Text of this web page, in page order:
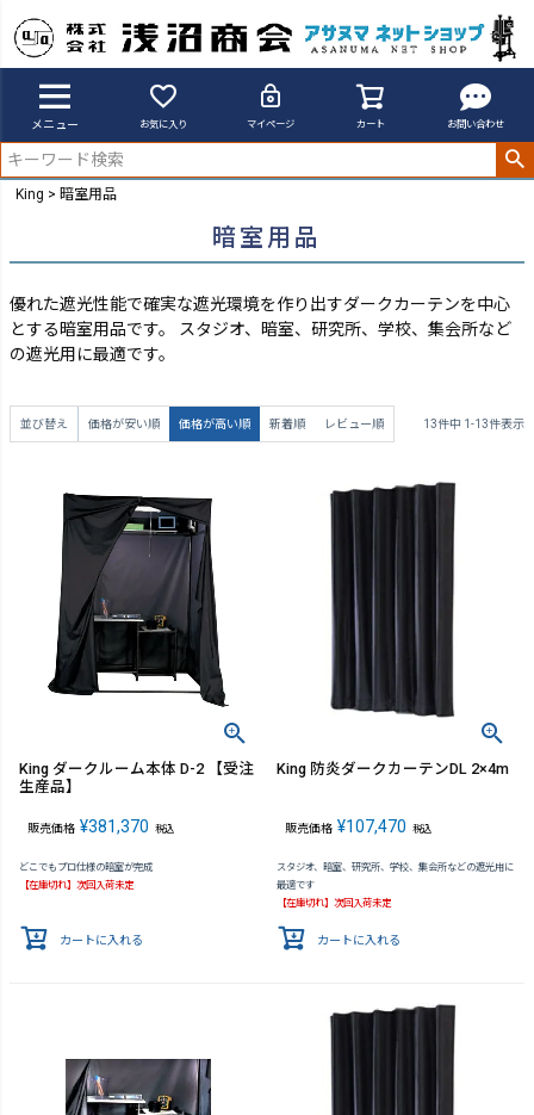
メニュー お気に入り マイページ カート お問い合わせ
King 暗室用品
暗室用品
優れた遮光性能で確実な遮光環境を作り出すダークカーテンを中心
とする暗室用品です。 スタジオ、暗室、研究所、学校、集会所など
の遮光用に最適です。
並び替え 価格が安い順 価格が高い順 新着順 レビュー順 13件中 1 -13件表示
King ダークルーム本体 D-2 【受注
生産品】
販売価格 ¥381,370 税込
どこでもプロ仕様の暗室が完成
【在庫切れ】次回入荷未定
カートに入れる
King 防炎ダークカーテンDL 2×4m
販売価格 ¥107,470 税込
スタジオ、暗室、研究所、学校、集会所などの遮光用に
最適です
【在庫切れ】次回入荷未定
カートに入れる